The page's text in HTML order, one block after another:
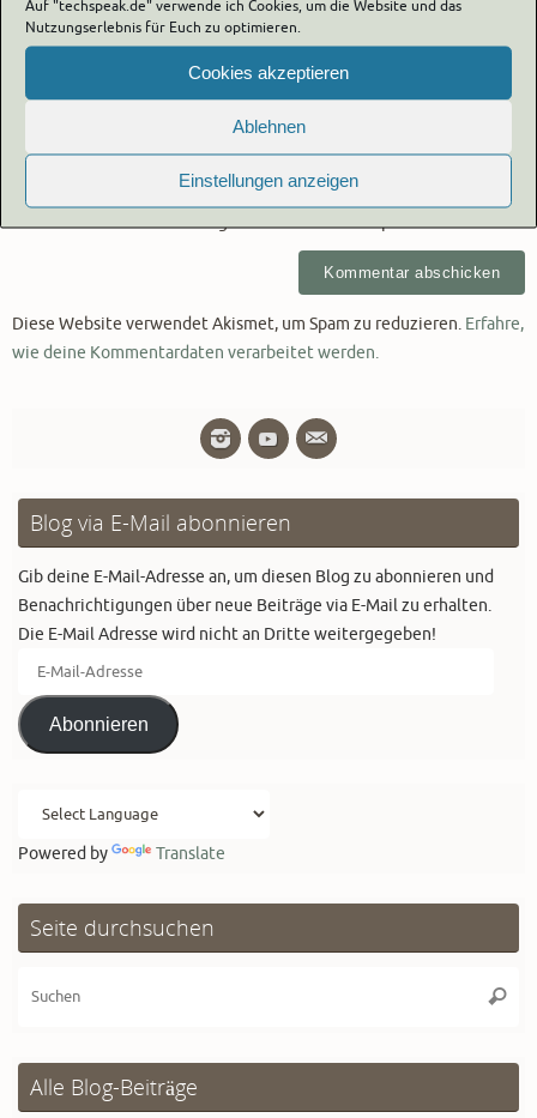
Auf "techspeak.de" verwende ich Cookies, um die Website und das
Nutzungserlebnis für Euch zu optimieren.
Cookies akzeptieren
Ablehnen
Einstellungen anzeigen
Eigenen Namen, eigene E-Mail-Adresse und eigene Website für
die nächste Kommentierung in diesem Browser speichern.
Diese Website verwendet Akismet, um Spam zu reduzieren. Erfahre,
wie deine Kommentardaten verarbeitet werden.
Blog via E-Mail abonnieren
Gib deine E-Mail-Adresse an, um diesen Blog zu abonnieren und
Benachrichtigungen über neue Beiträge via E-Mail zu erhalten.
Die E-Mail Adresse wird nicht an Dritte weitergegeben!
Mail-
AdresseAbonnieren
Powered by Translate
Seite durchsuchen
Alle Blog-Beiträge